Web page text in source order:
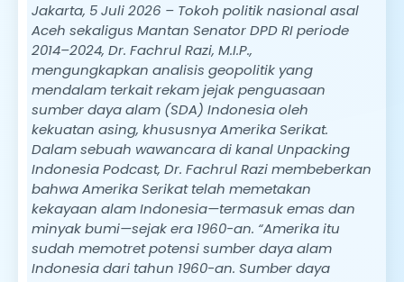
Jakarta, 5 Juli 2026 – Tokoh politik nasional asal
Aceh sekaligus Mantan Senator DPD RI periode
2014–2024, Dr. Fachrul Razi, M.I.P.,
mengungkapkan analisis geopolitik yang
mendalam terkait rekam jejak penguasaan
sumber daya alam (SDA) Indonesia oleh
kekuatan asing, khususnya Amerika Serikat.
Dalam sebuah wawancara di kanal Unpacking
Indonesia Podcast, Dr. Fachrul Razi membeberkan
bahwa Amerika Serikat telah memetakan
kekayaan alam Indonesia—termasuk emas dan
minyak bumi—sejak era 1960-an. “Amerika itu
sudah memotret potensi sumber daya alam
Indonesia dari tahun 1960-an. Sumber daya